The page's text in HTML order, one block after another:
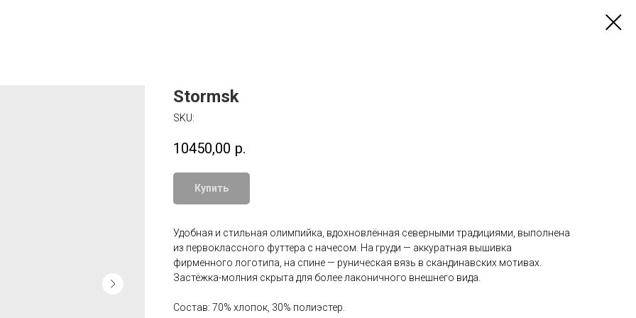
Stormsk
SKU:
10450,00 р.
Купить
Удобная и стильная олимпийка, вдохновлённая северными традициями, выполнена
из первоклассного футтера с начесом. На груди — аккуратная вышивка
фирменного логотипа, на спине — руническая вязь в скандинавских мотивах.
Застёжка-молния скрыта для более лаконичного внешнего вида.
Состав: 70% хлопок, 30% полиэстер.